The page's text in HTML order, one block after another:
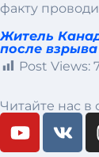
факту
Житель
после взрыва
Post Views:
Читайте нас в